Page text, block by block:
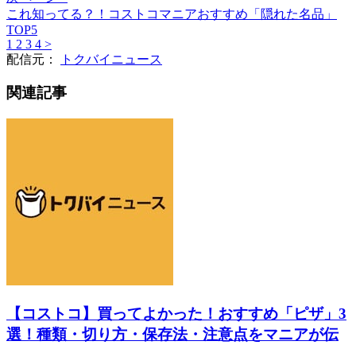
これ知ってる？！コストコマニアおすすめ「隠れた名品」
TOP5
1 2 3 4 >
配信元：
トクバイニュース
関連記事
【コストコ】買ってよかった！おすすめ「ピザ」3
選！種類・切り方・保存法・注意点をマニアが伝